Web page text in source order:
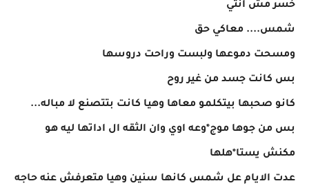
خسر مش انتي
شمس.... معاكي حق
ومسحت دموعها ولبست وراحت دروسها
بس كانت جسد من غير روح
كانو صحبها بيتكلمو معاها وهيا كانت بتتصنع لا مباله...
بس من جوها موج*وعه اوي وان الثقه ال اداتها ليه هو
مكنش يستا*هلها
عدت الايام عل شمس كانها سنين وهيا متعرفش عنه حاجه